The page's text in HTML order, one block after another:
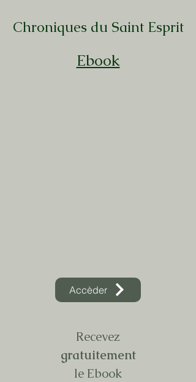
Chroniques du Saint Esprit
Ebook
Accèder
Recevez
gratuitement
le Ebook